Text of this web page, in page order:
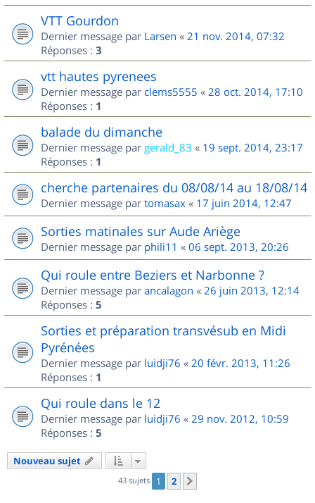
VTT Gourdon
Dernier message par Larsen « 21 nov. 2014, 07:32
Réponses : 3
vtt hautes pyrenees
Dernier message par clems5555 « 28 oct. 2014, 17:10
Réponses : 1
balade du dimanche
Dernier message par gerald_83 « 19 sept. 2014, 23:17
Réponses : 1
cherche partenaires du 08/08/14 au 18/08/14
Dernier message par tomasax « 17 juin 2014, 12:47
Sorties matinales sur Aude Ariège
Dernier message par phili11 « 06 sept. 2013, 20:26
Qui roule entre Beziers et Narbonne ?
Dernier message par ancalagon « 26 juin 2013, 12:14
Réponses : 5
Sorties et préparation transvésub en Midi
Pyrénées
Dernier message par luidji76 « 20 févr. 2013, 11:26
Réponses : 1
Qui roule dans le 12
Dernier message par luidji76 « 29 nov. 2012, 10:59
Réponses : 5
Nouveau sujet
43 sujets 1 2